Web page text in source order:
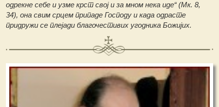
одрекне себе и узме крст свој и за мном нека иде“ (Мк. 8,
34), она свим срцем припаде Господу и када одрасте
придружи се плејади благочестивих угодника Божијих.